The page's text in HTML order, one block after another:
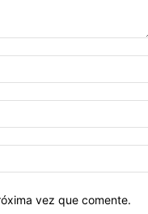
vez que comente.